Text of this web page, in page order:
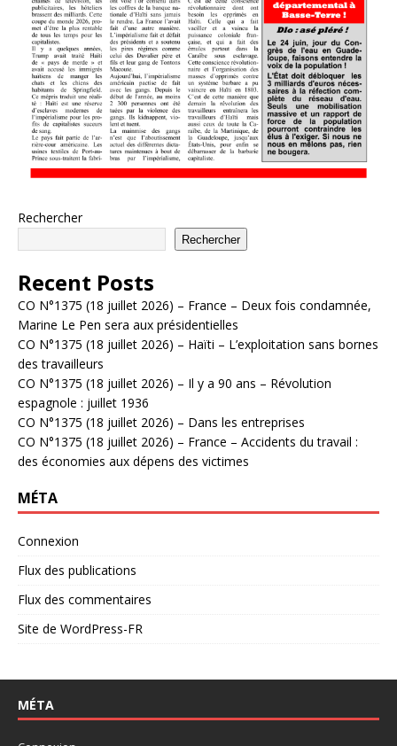
Rechercher
Rechercher
Recent Posts
CO N°1375 (18 juillet 2026) – France – Deux fois condamnée,
Marine Le Pen sera aux présidentielles
CO N°1375 (18 juillet 2026) – Haïti – L’exploitation sans bornes
des travailleurs
CO N°1375 (18 juillet 2026) – Il y a 90 ans – Révolution
espagnole : juillet 1936
CO N°1375 (18 juillet 2026) – Dans les entreprises
CO N°1375 (18 juillet 2026) – France – Accidents du travail :
des économies aux dépens des victimes
MÉTA
Connexion
Flux des publications
Flux des commentaires
Site de WordPress-FR
MÉTA